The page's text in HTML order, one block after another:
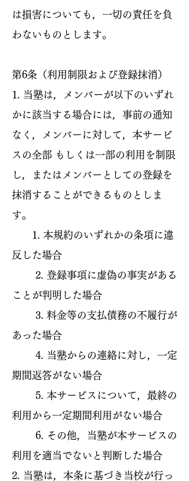
は損害についても，一切の責任を負
わないものとします。
第6条（利用制限および登録抹消）
1. 当塾は，メンバーが以下のいずれ
かに該当する場合には，事前の通知
なく，メンバーに対して，本サービ
スの全部 もしくは一部の利用を制限
し，またはメンバーとしての登録を
抹消することができるものとしま
す。
1. 本規約のいずれかの条項に違
反した場合
2. 登録事項に虚偽の事実がある
ことが判明した場合
3. 料金等の支払債務の不履行が
あった場合
4. 当塾からの連絡に対し，一定
期間返答がない場合
5. 本サービスについて，最終の
利用から一定期間利用がない場合
6. その他，当塾が本サービスの
利用を適当でないと判断した場合
2. 当塾は，本条に基づき当校が行っ